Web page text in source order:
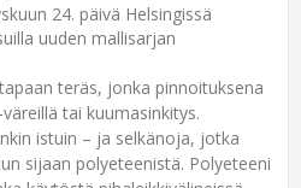
24. päivä Helsingissä
uuden mallisarjan
teräs, jonka pinnoituksena
tai kuumasinkitys.
istuin – ja selkänoja, jotka
sijaan polyeteenistä. Polyeteeni